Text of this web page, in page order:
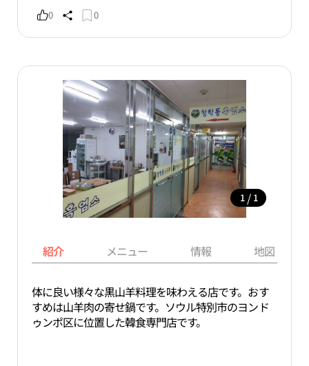
0 0
1 / 1
紹介 メニュー 情報 地図
体に良い様々な黒山羊料理を味わえる店です。おす
すめは山羊肉の寄せ鍋です。ソウル特別市のヨンド
ゥンポ区に位置した韓食専門店です。